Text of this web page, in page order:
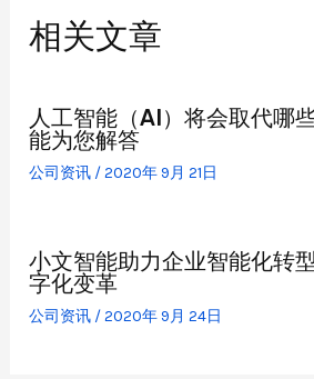
相关文章
人工智能（AI）将会取代哪
能为您解答
公司资讯 /2020年 9月 21日
小文智能助力企业智能化转
字化变革
公司资讯 /2020年 9月 24日